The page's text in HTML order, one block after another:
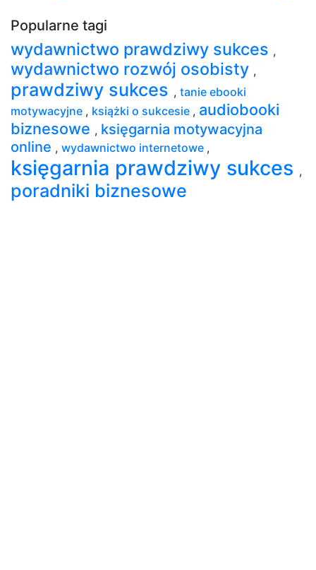
Popularne tagi
wydawnictwo prawdziwy sukces ,
wydawnictwo rozwój osobisty ,
prawdziwy sukces , tanie ebooki
motywacyjne , książki o sukcesie , audiobooki
biznesowe , księgarnia motywacyjna
online , wydawnictwo internetowe ,
księgarnia prawdziwy sukces ,
poradniki biznesowe